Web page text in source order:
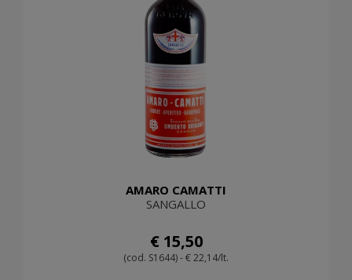
AMARO CAMATTI
SANGALLO
€ 15,50
(cod. S1644) - € 22,14/lt.